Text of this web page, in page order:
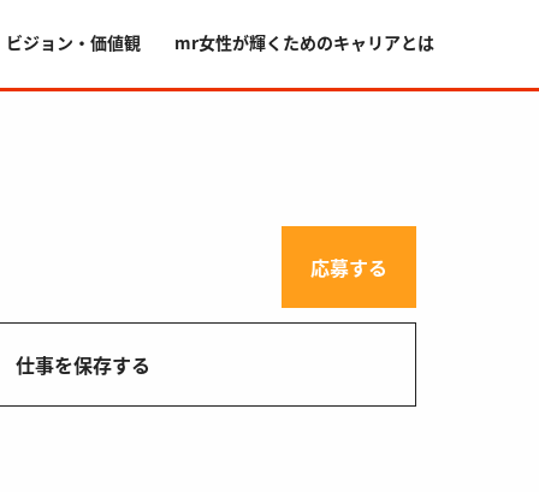
ジョン・価値観 mr女性が輝くためのキャリアとは
応募する
仕事を保存する